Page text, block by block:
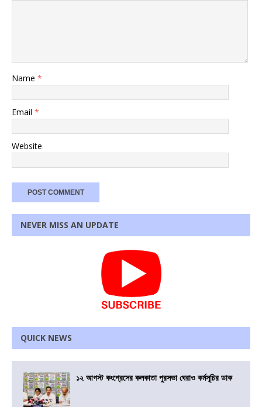
Name *
Email *
Website
NEVER MISS AN UPDATE
QUICK NEWS
১২ আগস্ট কংগ্রেসের কলকাতা পুরসভা ঘেরাও কর্মসূচির ডাক